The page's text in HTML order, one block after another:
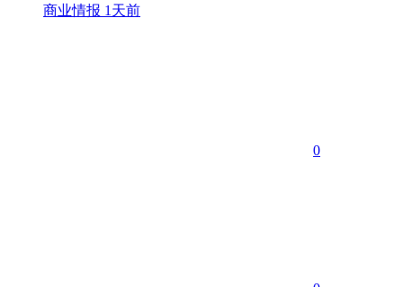
商业情报 1天前
0